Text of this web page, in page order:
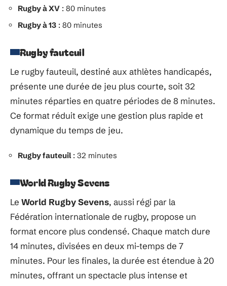
Rugby à XV : 80 minutes
Rugby à 13 : 80 minutes
Rugby fauteuil
Le rugby fauteuil, destiné aux athlètes handicapés,
présente une durée de jeu plus courte, soit 32
minutes réparties en quatre périodes de 8 minutes.
Ce format réduit exige une gestion plus rapide et
dynamique du temps de jeu.
Rugby fauteuil : 32 minutes
World Rugby Sevens
Le World Rugby Sevens, aussi régi par la
Fédération internationale de rugby, propose un
format encore plus condensé. Chaque match dure
14 minutes, divisées en deux mi-temps de 7
minutes. Pour les finales, la durée est étendue à 20
minutes, offrant un spectacle plus intense et